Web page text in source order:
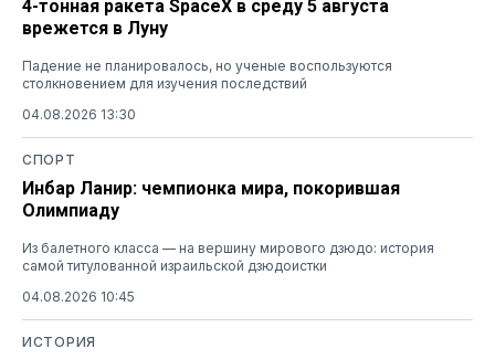
4-тонная ракета SpaceX в среду 5 августа
врежется в Луну
Падение не планировалось, но ученые воспользуются
столкновением для изучения последствий
04.08.2026 13:30
СПОРТ
Инбар Ланир: чемпионка мира, покорившая
Олимпиаду
Из балетного класса — на вершину мирового дзюдо: история
самой титулованной израильской дзюдоистки
04.08.2026 10:45
ИСТОРИЯ